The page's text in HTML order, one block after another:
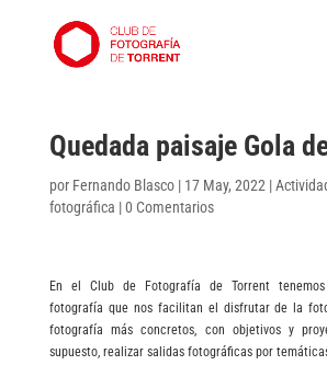
Quedada paisaje Gola
por Fernando Blasco| 17 May, 2022 |
fotográfica |0 Comentarios
En el Club de Fotografía de Torrent
fotografía que nos facilitan el disfrutar de la
fotografía más concretos, con objetivos y
supuesto, realizar salidas fotográficas por